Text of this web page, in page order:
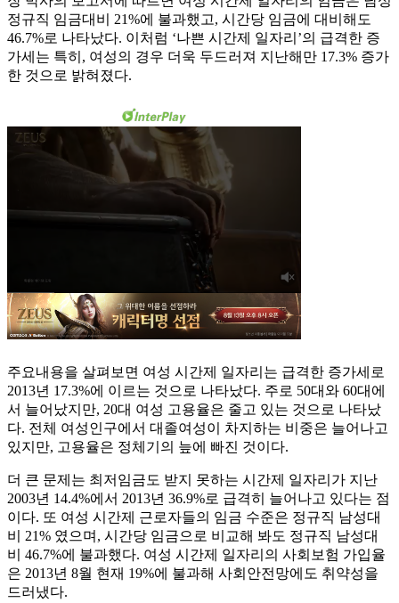
정규직 임금대비 21%에 불과했고, 시간당 임금에 대비해도
46.7%로 나타났다. 이처럼 ‘나쁜 시간제 일자리’의 급격한 증
가세는 특히, 여성의 경우 더욱 두드러져 지난해만 17.3% 증가
한 것으로 밝혀졌다.
주요내용을 살펴보면 여성 시간제 일자리는 급격한 증가세로
2013년 17.3%에 이르는 것으로 나타났다. 주로 50대와 60대에
서 늘어났지만, 20대 여성 고용율은 줄고 있는 것으로 나타났
다. 전체 여성인구에서 대졸여성이 차지하는 비중은 늘어나고
있지만, 고용율은 정체기의 늪에 빠진 것이다.
더 큰 문제는 최저임금도 받지 못하는 시간제 일자리가 지난
2003년 14.4%에서 2013년 36.9%로 급격히 늘어나고 있다는 점
이다. 또 여성 시간제 근로자들의 임금 수준은 정규직 남성대
비 21% 였으며, 시간당 임금으로 비교해 봐도 정규직 남성대
비 46.7%에 불과했다. 여성 시간제 일자리의 사회보험 가입율
은 2013년 8월 현재 19%에 불과해 사회안전망에도 취약성을
드러냈다.